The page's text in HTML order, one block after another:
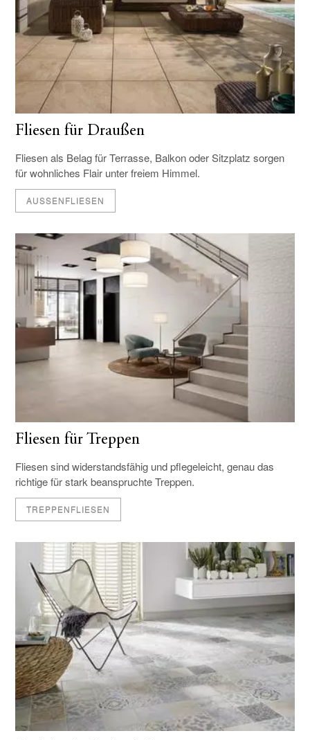
Fliesen für Draußen
Fliesen als Belag für Terrasse, Balkon oder Sitzplatz sorgen
für wohnliches Flair unter freiem Himmel.
AUSSENFLIESEN
Fliesen für Treppen
Fliesen sind widerstandsfähig und pflegeleicht, genau das
richtige für stark beanspruchte Treppen.
TREPPENFLIESEN